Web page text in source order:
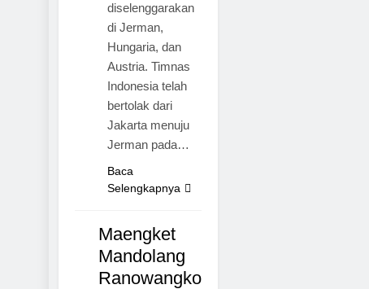
diselenggarakan
di Jerman,
Hungaria, dan
Austria. Timnas
Indonesia telah
bertolak dari
Jakarta menuju
Jerman pada…
Baca
Selengkapnya
MINAHASA
NASIONAL
ADVETORIAL
BUDAYA
PARIWISATA
UTARA
SULAWESI
PROFIL
Maengket
Mandolang
Ranowangko